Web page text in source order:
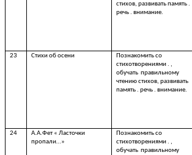
стихов, развивать память .
речь . внимание.
23 Стихи об осени
Познакомить со
стихотворениями . ,
обучать правильному
чтению стихов, развивать
память . речь . внимание.
24
А.А.Фет « Ласточки
пропали…»
Познакомить со
стихотворениями . ,
обучать правильному